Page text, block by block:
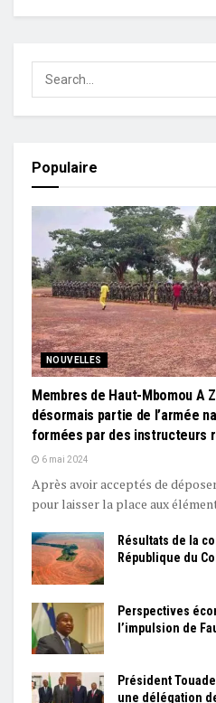
Populaire
NOUVELLES
Membres de Haut-Mbomou A
désormais partie de l’armée
formées par des instructeurs
6 mai 2024
Après avoir acceptés de
pour laisser la place aux
Résultats de la
République du
Perspectives
l’impulsion de
Président
une délégation